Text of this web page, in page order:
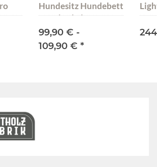
MH-
Hundesitz Hundebett
Autokörbchen
Gesteppt Pako Pik
99,90 € -
109,90 € *